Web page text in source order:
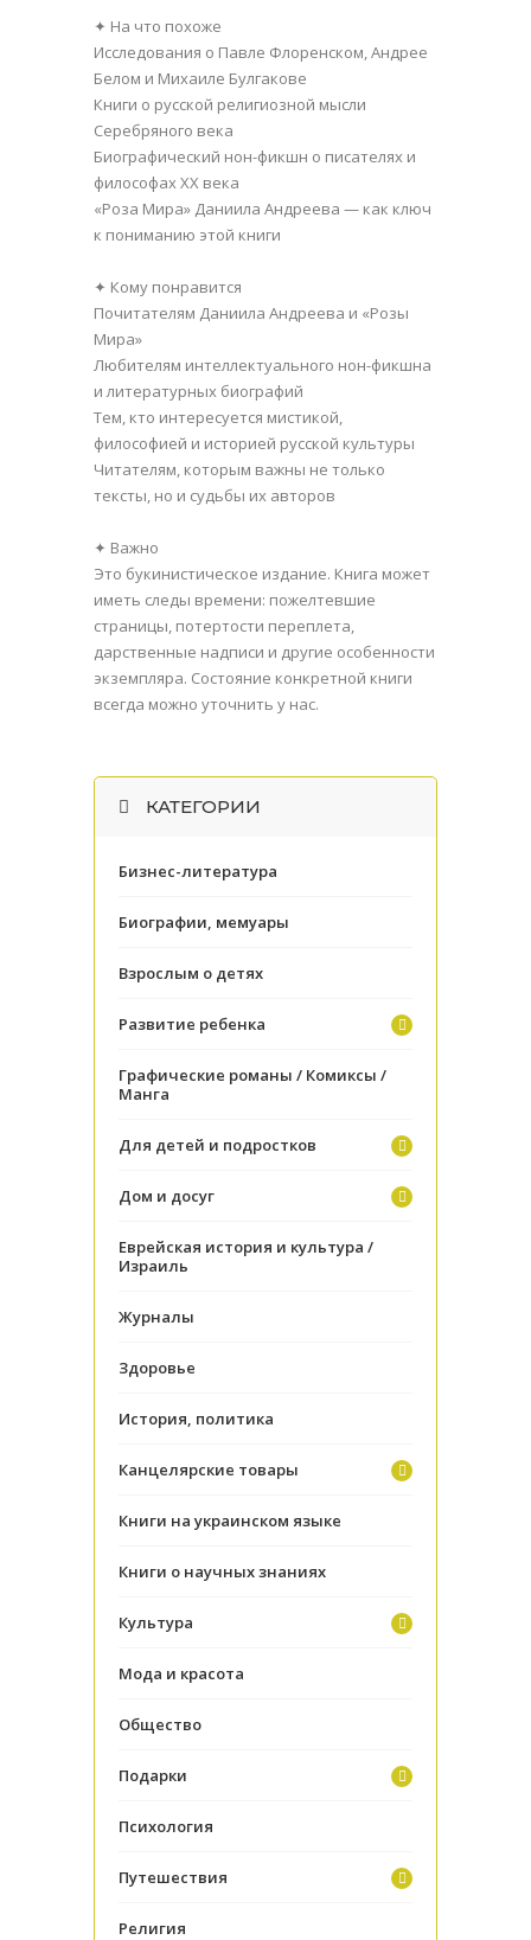
✦ На что похоже
Исследования о Павле Флоренском, Андрее
Белом и Михаиле Булгакове
Книги о русской религиозной мысли
Серебряного века
Биографический нон-фикшн о писателях и
философах XX века
«Роза Мира» Даниила Андреева — как ключ
к пониманию этой книги
✦ Кому понравится
Почитателям Даниила Андреева и «Розы
Мира»
Любителям интеллектуального нон-фикшна
и литературных биографий
Тем, кто интересуется мистикой,
философией и историей русской культуры
Читателям, которым важны не только
тексты, но и судьбы их авторов
✦ Важно
Это букинистическое издание. Книга может
иметь следы времени: пожелтевшие
страницы, потертости переплета,
дарственные надписи и другие особенности
экземпляра. Состояние конкретной книги
всегда можно уточнить у нас.
КАТЕГОРИИ
Бизнес-литература
Биографии, мемуары
Взрослым о детях
Развитие ребенка
Графические романы / Комиксы /
Манга
Для детей и подростков
Дом и досуг
Еврейская история и культура /
Израиль
Журналы
Здоровье
История, политика
Канцелярские товары
Книги на украинском языке
Книги о научных знаниях
Культура
Мода и красота
Общество
Подарки
Психология
Путешествия
Религия